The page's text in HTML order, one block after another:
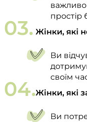
важливо
простір
Жінки, які
Ви
своїм
Жінки, які
Ви